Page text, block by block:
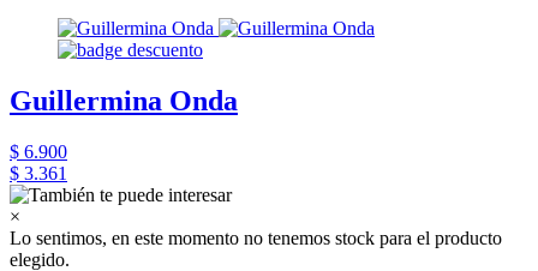
Guillermina Onda
$ 6.900
$ 3.361
×
Lo sentimos, en este momento no tenemos stock para el producto
elegido.